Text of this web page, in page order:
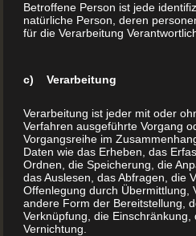
Betroffene Person ist jede
natürliche Person, deren
für die Verarbeitung
c) Verarbeitung
Verarbeitung ist jeder mit oder
Verfahren ausgeführte Vorgang
Vorgangsreihe im
Daten wie das Erheben, das
Ordnen, die Speicherung, die
das Auslesen, das Abfragen, die
Offenlegung durch Übermittlung,
andere Form der Bereitstellung,
Verknüpfung, die
Vernichtung.